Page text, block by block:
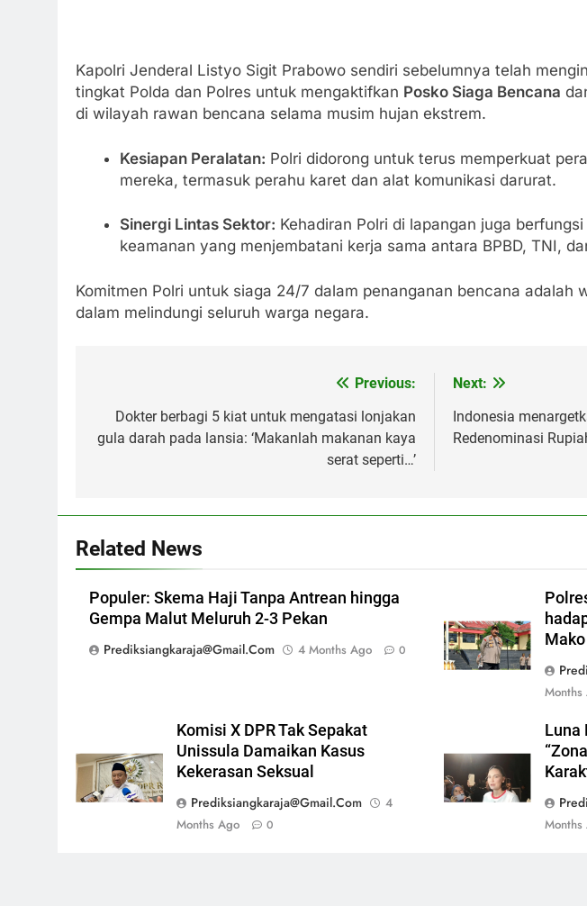
Kapolri Jenderal Listyo Sigit Prabowo sendiri sebelumnya telah
tingkat Polda dan Polres untuk mengaktifkan Posko Siaga Bencana
di wilayah rawan bencana selama musim hujan ekstrem.
Kesiapan Peralatan: Polri didorong untuk terus memperkuat
mereka, termasuk perahu karet dan alat komunikasi darurat.
Sinergi Lintas Sektor: Kehadiran Polri di lapangan juga
keamanan yang menjembatani kerja sama antara BPBD, TNI,
Komitmen Polri untuk siaga 24/7 dalam penanganan bencana adalah
dalam melindungi seluruh warga negara.
navigation
Previous:
Dokter berbagi 5 kiat untuk mengatasi lonjakan
gula darah pada lansia: ‘Makanlah makanan kaya
serat seperti…’
Next:
Indonesia
Redenominasi
Related News
Populer: Skema Haji Tanpa Antrean hingga
Gempa Malut Meluruh 2-3 Pekan
Prediksiangkaraja@gmail.com
4 Months Ago 0
Mako
Months
Komisi X DPR Tak Sepakat
Unissula Damaikan Kasus
Kekerasan Seksual
Prediksiangkaraja@gmail.com
4
Months Ago
0
Luna
Months